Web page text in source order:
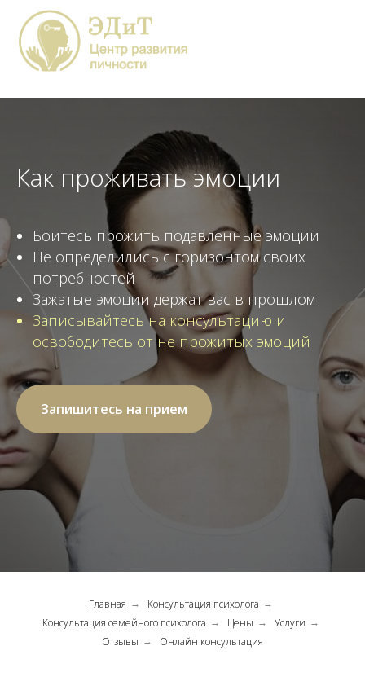
Как проживать эмоции
Боитесь прожить подавленные эмоции
Не определились с горизонтом своих
потребностей
Зажатые эмоции держат вас в прошлом
Записывайтесь на консультацию и
освободитесь от не прожитых эмоций
Запишитесь на прием
Главная → Консультация психолога →
Консультация семейного психолога → Цены → Услуги →
Отзывы → Онлайн консультация